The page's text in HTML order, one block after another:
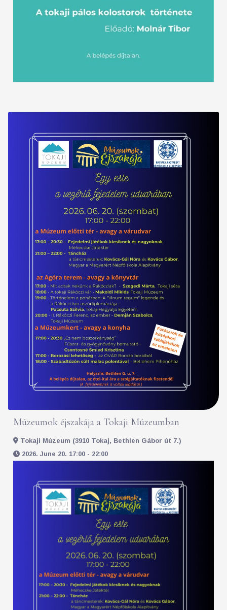
Múzeumok éjszakája a Tokaji Múzeumban
Tokaji Múzeum (3910 Tokaj, Bethlen Gábor út 7.)
2026. June 20. 17:00 - 22:00